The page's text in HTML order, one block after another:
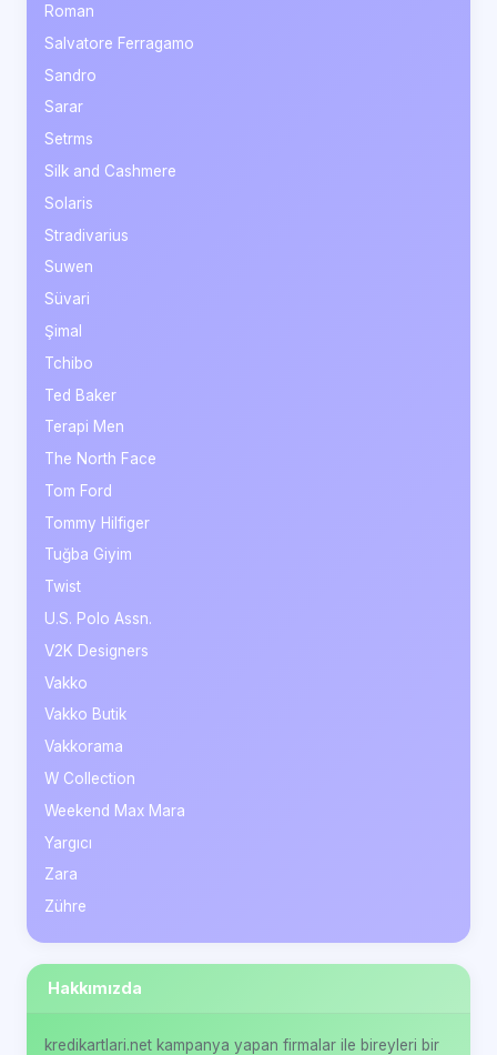
Roman
Salvatore Ferragamo
Sandro
Sarar
Setrms
Silk and Cashmere
Solaris
Stradivarius
Suwen
Süvari
Şimal
Tchibo
Ted Baker
Terapi Men
The North Face
Tom Ford
Tommy Hilfiger
Tuğba Giyim
Twist
U.S. Polo Assn.
V2K Designers
Vakko
Vakko Butik
Vakkorama
W Collection
Weekend Max Mara
Yargıcı
Zara
Zühre
Hakkımızda
kredikartlari.net kampanya yapan firmalar ile bireyleri bir